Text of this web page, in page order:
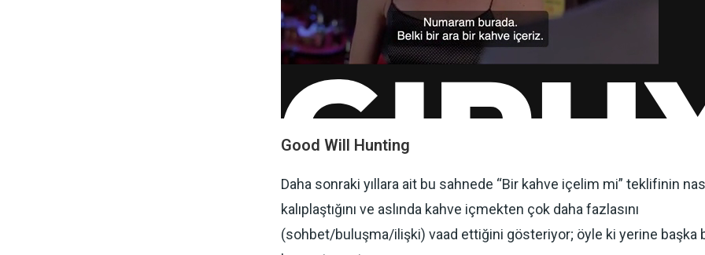
Good Will Hunting
Daha sonraki yıllara ait bu sahnede “Bir kahve içelim mi” teklifinin
kalıplaştığını ve aslında kahve içmekten çok daha fazlasını
(sohbet/buluşma/ilişki) vaad ettiğini gösteriyor; öyle ki yerine başka